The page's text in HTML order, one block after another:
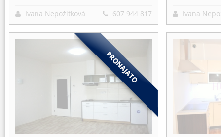
Ivana Nepožitková
607 944 817
Ivana